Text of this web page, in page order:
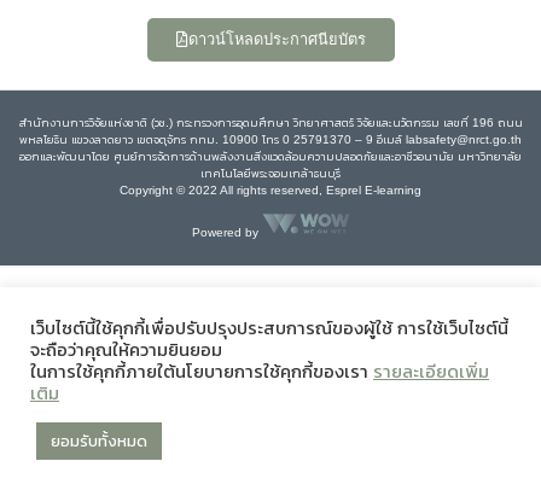
ดาวน์โหลดประกาศนียบัตร
สำนักงานการวิจัยแห่งชาติ (วช.) กระทรวงการอุดมศึกษา วิทยาศาสตร์ วิจัยและนวัตกรรม เลขที่ 196 ถนน
พหลโยธิน แขวงลาดยาว เขตจตุจักร กทม. 10900 โทร 0 25791370 – 9 อีเมล์ labsafety@nrct.go.th
ออกและพัฒนาโดย ศูนย์การจัดการด้านพลังงานสิ่งแวดล้อมความปลอดภัยและอาชีวอนามัย มหาวิทยาลัย
เทคโนโลยีพระจอมเกล้าธนบุรี
Copyright © 2022 All rights reserved, Esprel E-learning
Powered by
เว็บไซต์นี้ใช้คุกกี้เพื่อปรับปรุงประสบการณ์ของผู้ใช้ การใช้เว็บไซต์นี้
จะถือว่าคุณให้ความยินยอม
ในการใช้คุกกี้ภายใต้นโยบายการใช้คุกกี้ของเรา รายละเอียดเพิ่ม
เติม
ยอมรับทั้งหมด